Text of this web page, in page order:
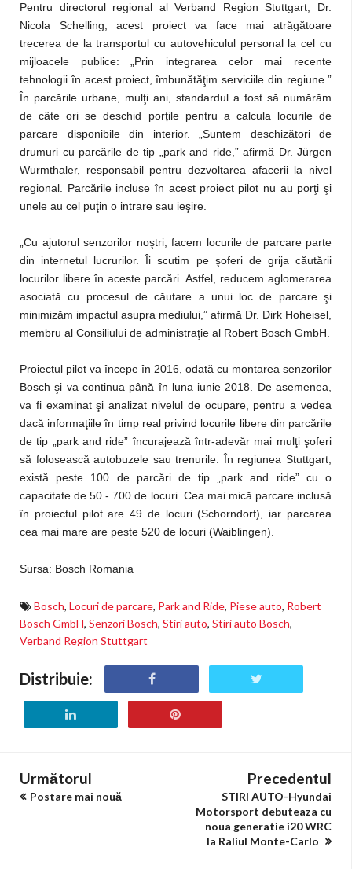
Pentru directorul regional al Verband Region Stuttgart, Dr.
Nicola Schelling, acest proiect va face mai atrăgătoare
trecerea de la transportul cu autovehiculul personal la cel cu
mijloacele publice: „Prin integrarea celor mai recente
tehnologii în acest proiect, îmbunătăţim serviciile din regiune.”
În parcările urbane, mulţi ani, standardul a fost să numărăm
de câte ori se deschid porțile pentru a calcula locurile de
parcare disponibile din interior. „Suntem deschizători de
drumuri cu parcările de tip „park and ride,” afirmă Dr. Jürgen
Wurmthaler, responsabil pentru dezvoltarea afacerii la nivel
regional. Parcările incluse în acest proiect pilot nu au porţi şi
unele au cel puţin o intrare sau ieşire.
„Cu ajutorul senzorilor noştri, facem locurile de parcare parte
din internetul lucrurilor. Îi scutim pe şoferi de grija căutării
locurilor libere în aceste parcări. Astfel, reducem aglomerarea
asociată cu procesul de căutare a unui loc de parcare şi
minimizăm impactul asupra mediului,” afirmă Dr. Dirk Hoheisel,
membru al Consiliului de administraţie al Robert Bosch GmbH.
Proiectul pilot va începe în 2016, odată cu montarea senzorilor
Bosch şi va continua până în luna iunie 2018. De asemenea,
va fi examinat şi analizat nivelul de ocupare, pentru a vedea
dacă informaţiile în timp real privind locurile libere din parcările
de tip „park and ride” încurajează într-adevăr mai mulţi şoferi
să folosească autobuzele sau trenurile. În regiunea Stuttgart,
există peste 100 de parcări de tip „park and ride” cu o
capacitate de 50 - 700 de locuri. Cea mai mică parcare inclusă
în proiectul pilot are 49 de locuri (Schorndorf), iar parcarea
cea mai mare are peste 520 de locuri (Waiblingen).
Sursa: Bosch Romania
Bosch, Locuri de parcare, Park and Ride, Piese auto, Robert
Bosch GmbH, Senzori Bosch, Stiri auto, Stiri auto Bosch,
Verband Region Stuttgart
Distribuie:
Următorul
Postare mai nouă
Precedentul
STIRI AUTO-Hyundai
Motorsport debuteaza cu
noua generatie i20 WRC
la Raliul Monte-Carlo